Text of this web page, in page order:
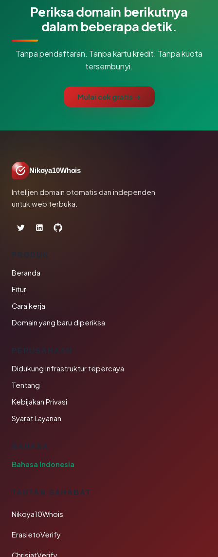
Periksa domain berikutnya
dalam beberapa detik.
Tanpa pendaftaran. Tanpa kartu kredit. Tanpa kuota
tersembunyi.
Mulai cek gratis →
Nikoya10Whois
Intelijen domain otomatis dan independen
untuk web terbuka.
PRODUK
Beranda
Fitur
Cara kerja
Domain yang baru diperiksa
PERUSAHAAN
Didukung infrastruktur tepercaya
Tentang
Kebijakan Privasi
Syarat Layanan
BAHASA
Bahasa Indonesia
TAUTAN SAHABAT
Nikoya10Whois
ErasietoVerify
ChrisjatVerify